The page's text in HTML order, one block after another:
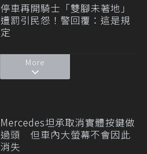
停車再開騎士「雙腳未著地」
遭罰引民怨！警回覆：這是規
定
More
Mercedes坦承取消實體按鍵做
過頭 但車內大螢幕不會因此
消失